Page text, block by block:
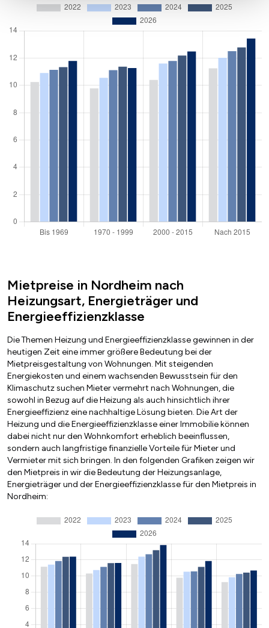
Mietpreise in Nordheim nach
Heizungsart, Energieträger und
Energieeffizienzklasse
Die Themen Heizung und Energieeffizienzklasse gewinnen in der
heutigen Zeit eine immer größere Bedeutung bei der
Mietpreisgestaltung von Wohnungen. Mit steigenden
Energiekosten und einem wachsenden Bewusstsein für den
Klimaschutz suchen Mieter vermehrt nach Wohnungen, die
sowohl in Bezug auf die Heizung als auch hinsichtlich ihrer
Energieeffizienz eine nachhaltige Lösung bieten. Die Art der
Heizung und die Energieeffizienzklasse einer Immobilie können
dabei nicht nur den Wohnkomfort erheblich beeinflussen,
sondern auch langfristige finanzielle Vorteile für Mieter und
Vermieter mit sich bringen. In den folgenden Grafiken zeigen wir
den Mietpreis in wir die Bedeutung der Heizungsanlage,
Energieträger und der Energieeffizienzklasse für den Mietpreis in
Nordheim: